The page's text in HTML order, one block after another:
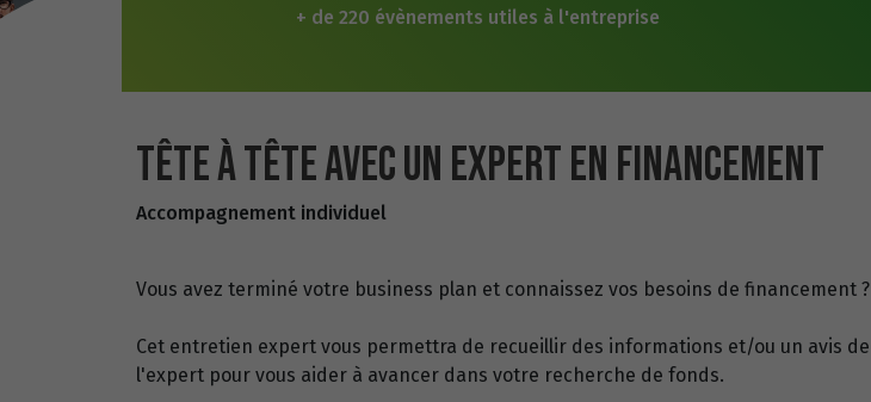
+ de 220 évènements utiles à l'entreprise
TÊTE À TÊTE AVEC UN EXPERT EN FINANCEMENT
Accompagnement individuel
Vous avez terminé votre business plan et connaissez vos besoins de financement ?
Cet entretien expert vous permettra de recueillir des informations et/ou un avis de
l'expert pour vous aider à avancer dans votre recherche de fonds.